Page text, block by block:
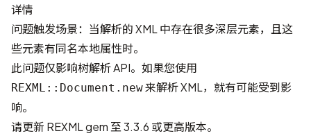
详情
问题触发场景：当解析的 XML 中存在很多深层元素，且这
些元素有同名本地属性时。
此问题仅影响树解析 API。如果您使用
REXML::Document.new来解析 XML，就有可能受到影
响。
请更新 REXML gem 至 3.3.6 或更高版本。